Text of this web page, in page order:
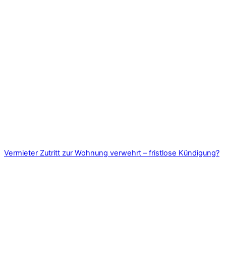
Vermieter Zutritt zur Wohnung verwehrt – fristlose Kündigung?